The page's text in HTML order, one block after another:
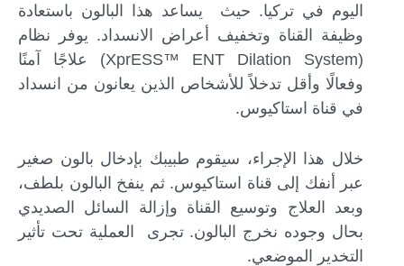
اليوم في تركيا. حيث يساعد هذا البالون باستعادة
وظيفة القناة وتخفيف أعراض الانسداد. يوفر نظام
(XprESS™ ENT Dilation System) علاجًا آمنًا
وفعالًا وأقل تدخلاً للأشخاص الذين يعانون من انسداد
في قناة استاكيوس.
خلال هذا الإجراء، سيقوم طبيبك بإدخال بالون صغير
عبر أنفك إلى قناة استاكيوس. ثم ينفخ البالون بلطف،
وبعد العلاج وتوسيع القناة وإزالة السائل الصديدي
بحال وجوده نخرج البالون. تجرى العملية تحت تأثير
التخدير الموضعي.